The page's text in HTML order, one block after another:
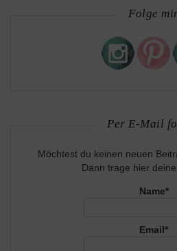
Folge
Per E-Mail
Möchtest du keinen neuen
Dann trage hier
Name*
Email*